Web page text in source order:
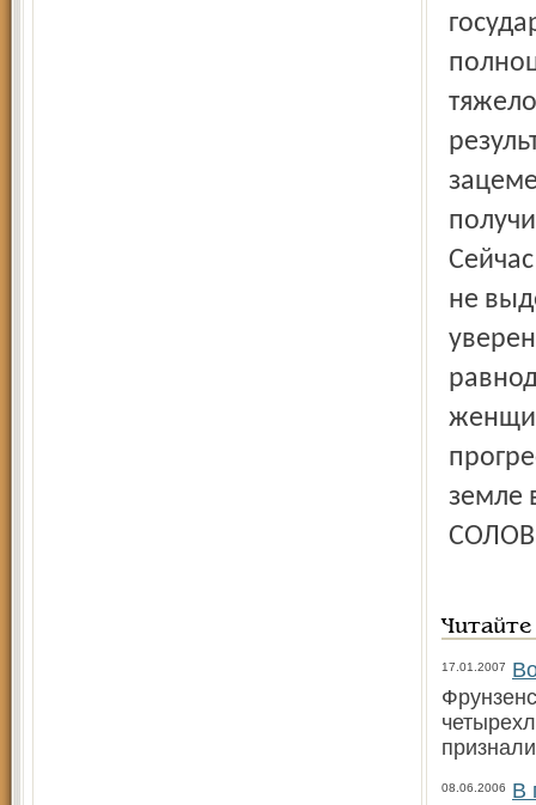
не
земле
17.01.2007
08.06.2006
В